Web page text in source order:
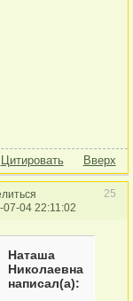
Цитировать Вверх
25
07-04 22:11:02
Наташа
Николаевна
написал(а):